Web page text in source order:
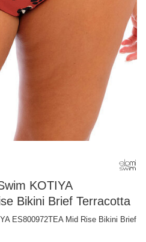
KOTIYA
Bikini Brief Terracotta
ES800972TEA Mid Rise Bikini Brief